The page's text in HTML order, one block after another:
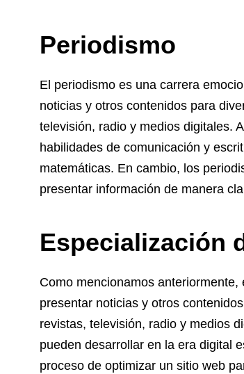
Periodismo
El periodismo es una carrera
noticias y otros contenidos para
televisión, radio y medios digitales.
habilidades de comunicación y
matemáticas. En cambio, los
presentar información de manera
Especialización
Como mencionamos
presentar noticias y otros
revistas, televisión, radio y medios
pueden desarrollar en la era digital
proceso de optimizar un sitio web